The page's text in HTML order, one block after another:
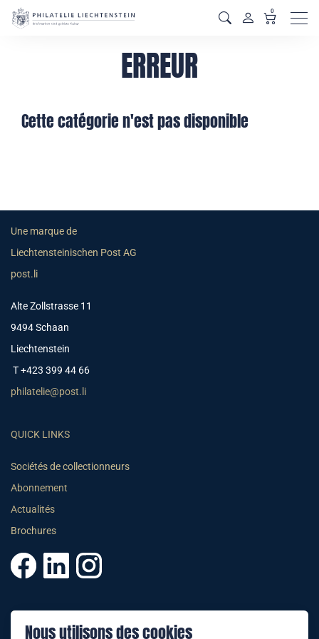
Nous utilisons des cookies
0
ERREUR
Cette catégorie n'est pas disponible
Une marque de
Liechtensteinischen Post AG
post.li
Alte Zollstrasse 11
9494 Schaan
Liechtenstein
T +423 399 44 66
philatelie@post.li
QUICK LINKS
Sociétés de collectionneurs
Abonnement
Actualités
Brochures
© 2025 PHILATELIE LIECHTENSTEIN